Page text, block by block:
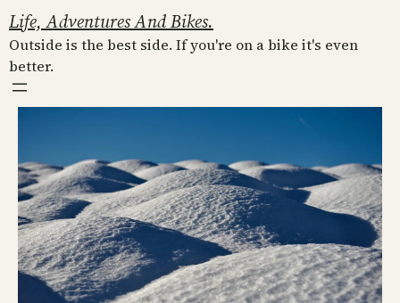
Skip
to
content
Life, Adventures And Bikes.
Outside is the best side. If you're on a bike it's even
better.